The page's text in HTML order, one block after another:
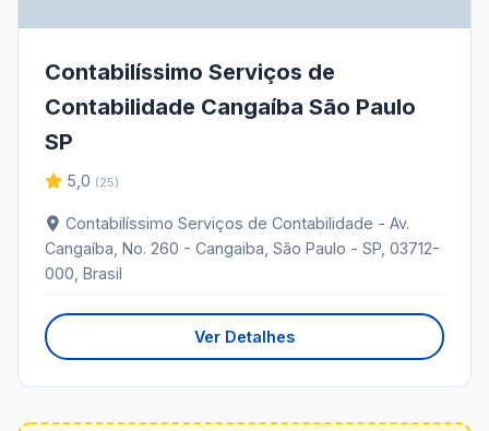
Contabilíssimo Serviços de
Contabilidade Cangaíba São Paulo
SP
5,0 (25)
Contabilíssimo Serviços de Contabilidade - Av.
Cangaíba, No. 260 - Cangaiba, São Paulo - SP, 03712-
000, Brasil
Ver Detalhes